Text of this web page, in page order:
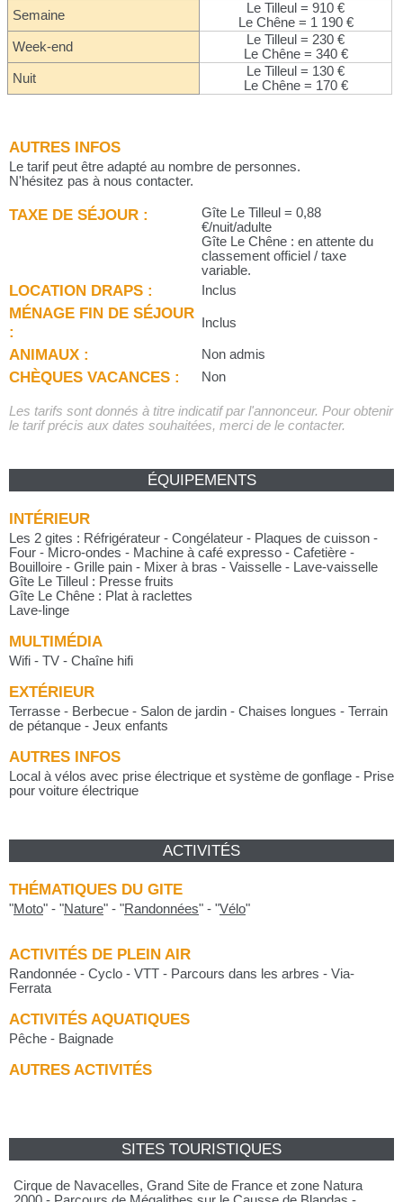
Semaine
Le Tilleul = 910 €
Le Chêne = 1 190 €
Week-end
Le Tilleul = 230 €
Le Chêne = 340 €
Nuit
Le Tilleul = 130 €
Le Chêne = 170 €
AUTRES INFOS
Le tarif peut être adapté au nombre de personnes.
N'hésitez pas à nous contacter.
TAXE DE SÉJOUR :
Gîte Le Tilleul = 0,88
€/nuit/adulte
Gîte Le Chêne : en attente du
classement officiel / taxe
variable.
LOCATION DRAPS : Inclus
MÉNAGE FIN DE SÉJOUR
:
Inclus
ANIMAUX : Non admis
CHÈQUES VACANCES : Non
Les tarifs sont donnés à titre indicatif par l'annonceur. Pour obtenir
le tarif précis aux dates souhaitées, merci de le contacter.
ÉQUIPEMENTS
INTÉRIEUR
Les 2 gites : Réfrigérateur - Congélateur - Plaques de cuisson -
Four - Micro-ondes - Machine à café expresso - Cafetière -
Bouilloire - Grille pain - Mixer à bras - Vaisselle - Lave-vaisselle
Gîte Le Tilleul : Presse fruits
Gîte Le Chêne : Plat à raclettes
Lave-linge
MULTIMÉDIA
Wifi - TV - Chaîne hifi
EXTÉRIEUR
Terrasse - Berbecue - Salon de jardin - Chaises longues - Terrain
de pétanque - Jeux enfants
AUTRES INFOS
Local à vélos avec prise électrique et système de gonflage - Prise
pour voiture électrique
ACTIVITÉS
THÉMATIQUES DU GITE
"Moto" - "Nature" - "Randonnées" - "Vélo"
ACTIVITÉS DE PLEIN AIR
Randonnée - Cyclo - VTT - Parcours dans les arbres - Via-
Ferrata
ACTIVITÉS AQUATIQUES
Pêche - Baignade
AUTRES ACTIVITÉS
SITES TOURISTIQUES
Cirque de Navacelles, Grand Site de France et zone Natura